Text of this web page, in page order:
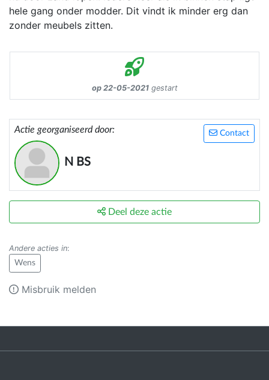
hele gang onder modder. Dit vindt ik minder erg dan
zonder meubels zitten.
op 22-05-2021gestart
Contact
Actie georganiseerd door:
N BS
Deel deze actie
Andere acties in:
Wens
Misbruik melden